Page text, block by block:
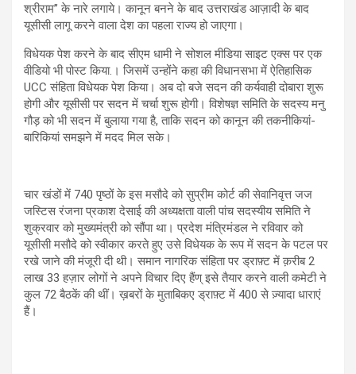
श्रीराम’’ के नारे लगाये। कानून बनने के बाद उत्तराखंड आज़ादी के बाद
यूसीसी लागू करने वाला देश का पहला राज्य हो जाएगा।
विधेयक पेश करने के बाद सीएम धामी ने सोशल मीडिया साइट एक्स पर एक
वीडियो भी पोस्ट किया.। जिसमें उन्होंने कहा की विधानसभा में ऐतिहासिक
UCC संहिता विधेयक पेश किया। अब दो बजे सदन की कर्यवाही दोबारा शुरू
होगी और यूसीसी पर सदन में चर्चा शुरू होगी। विशेषज्ञ समिति के सदस्य मनु
गौड़ को भी सदन में बुलाया गया है, ताकि सदन को कानून की तकनीकियां-
बारिकियां समझने में मदद मिल सके।
चार खंडों में 740 पृष्ठों के इस मसौदे को सुप्रीम कोर्ट की सेवानिवृत्त जज
जस्टिस रंजना प्रकाश देसाई की अध्यक्षता वाली पांच सदस्यीय समिति ने
शुक्रवार को मुख्यमंत्री को सौंपा था। प्रदेश मंत्रिमंडल ने रविवार को
यूसीसी मसौदे को स्वीकार करते हुए उसे विधेयक के रूप में सदन के पटल पर
रखे जाने की मंजूरी दी थी। समान नागरिक संहिता पर ड्राफ़्ट में क़रीब 2
लाख 33 हज़ार लोगों ने अपने विचार दिए हैंण् इसे तैयार करने वाली कमेटी ने
कुल 72 बैठकें की थीं। ख़बरों के मुताबिकए ड्राफ़्ट में 400 से ज़्यादा धाराएं
हैं।